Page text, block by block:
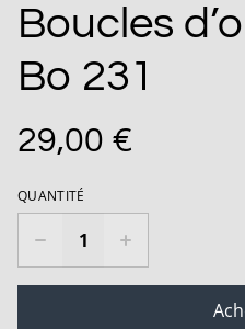
Boucles
Bo 231
29,00 €
QUANTITÉ